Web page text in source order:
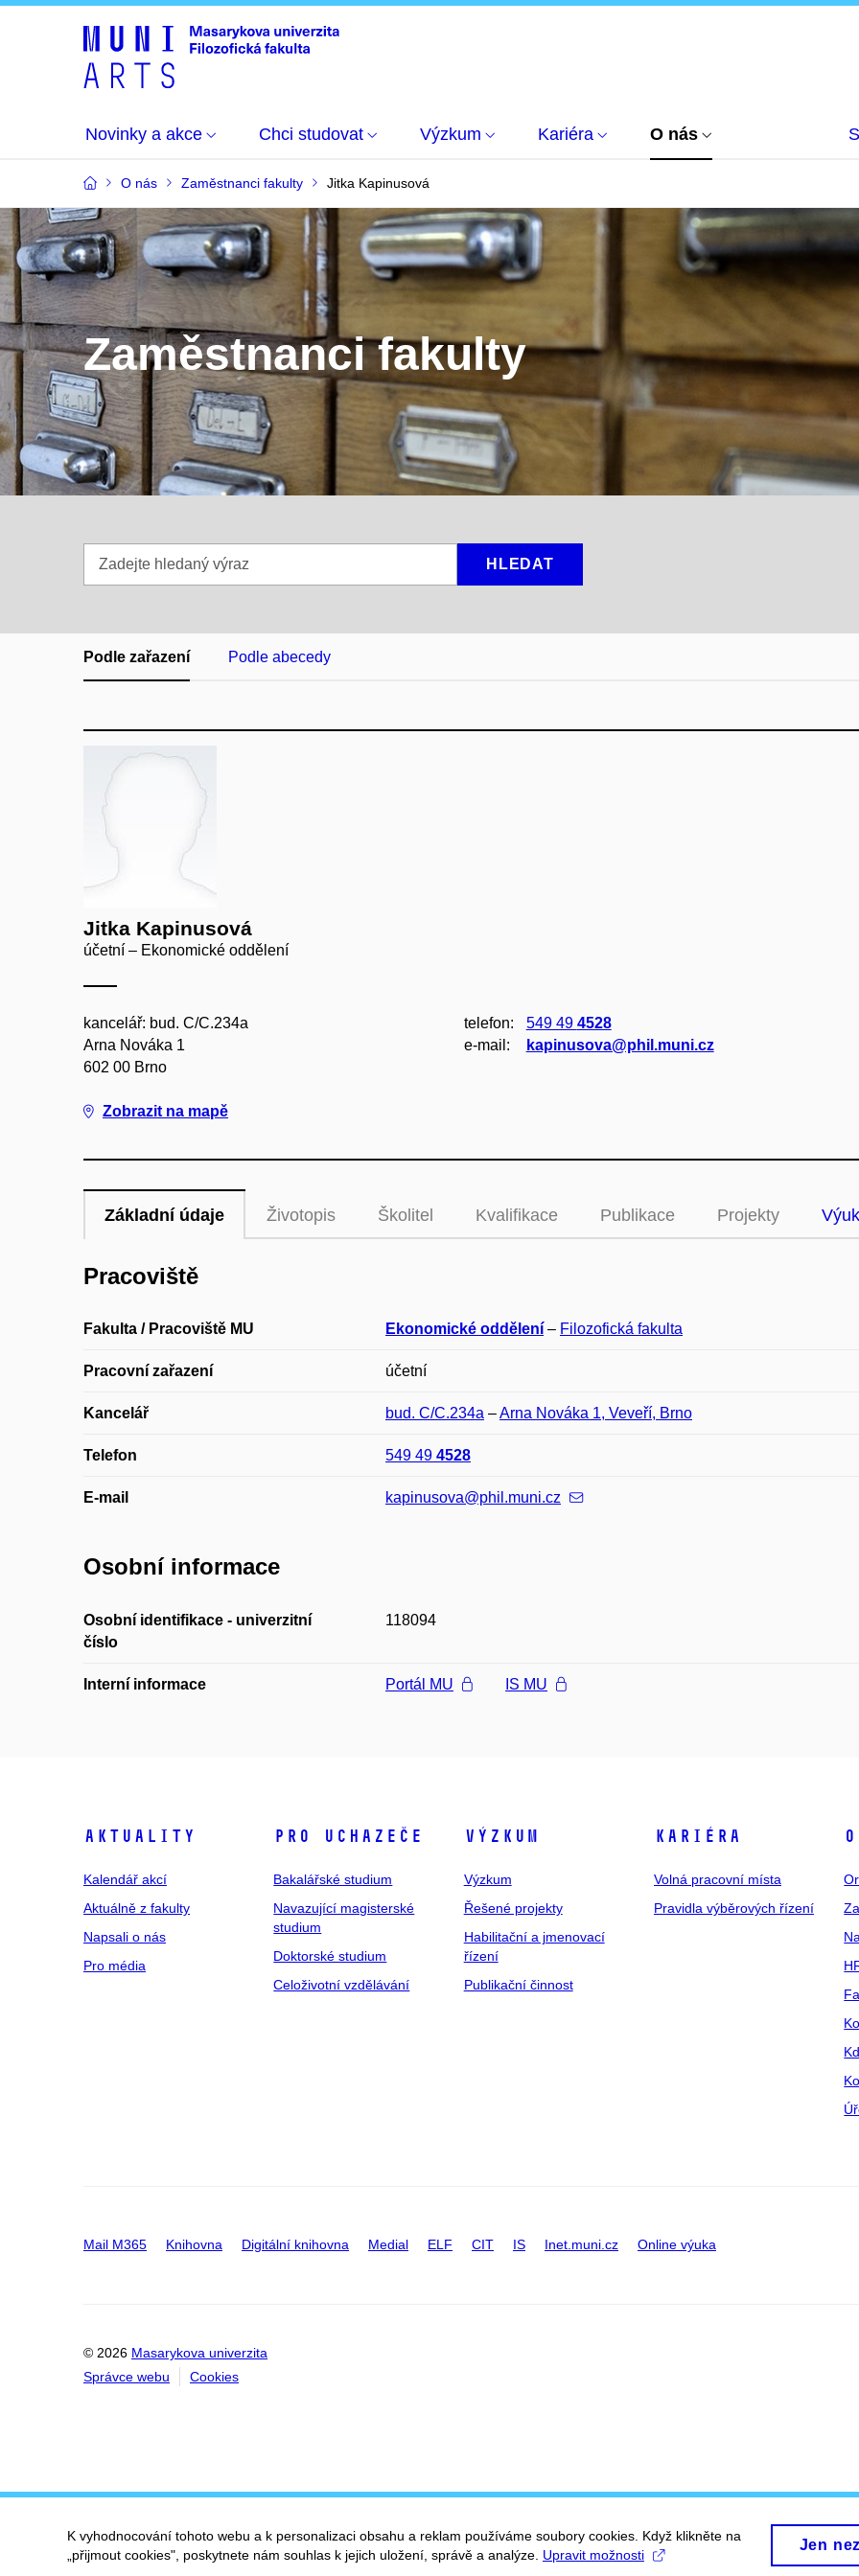
Novinky a akce Chci studovat Výzkum Kariéra O nás
O nás Zaměstnanci fakulty Jitka Kapinusová
Zaměstnanci fakulty
hledaný
HLEDAT
Podle zařazení Podle abecedy
Jitka Kapinusová
účetní – Ekonomické oddělení
kancelář: bud. C/C.234a
Arna Nováka 1
602 00 Brno
Zobrazit na mapě
telefon: 549 49 4528
e‑mail:
kapinusova@phil.muni.cz
Základní údaje Životopis Školitel Kvalifikace Publikace Projekty
Pracoviště
Fakulta / Pracoviště MU Ekonomické oddělení – Filozofická fakulta
Pracovní zařazení účetní
Kancelář bud. C/C.234a –Arna Nováka 1, Veveří, Brno
Telefon 549 49 4528
E-mail kapinusova@phil.muni.cz
Osobní informace
Osobní identifikace - univerzitní
číslo
118094
Interní informace Portál MU IS MU
Aktuality
Kalendář akcí
Aktuálně z fakulty
Napsali o nás
Pro média
Pro uchazeče
Bakalářské studium
Navazující magisterské
studium
Doktorské studium
Celoživotní vzdělávání
Výzkum
Výzkum
Řešené projekty
Habilitační a jmenovací
řízení
Publikační činnost
Kariéra
Volná pracovní místa
Pravidla výběrových řízení
Mail M365 Knihovna Digitální knihovna Medial ELF CIT IS Inet.muni.cz Online výuka
© 2026 Masarykova univerzita
Správce webu
Cookies
K vyhodnocování tohoto webu a k personalizaci obsahu a reklam používáme soubory cookies. Když klikněte na
„přijmout cookies", poskytnete nám souhlas k jejich uložení, správě a analýze. Upravit možnosti
Jen